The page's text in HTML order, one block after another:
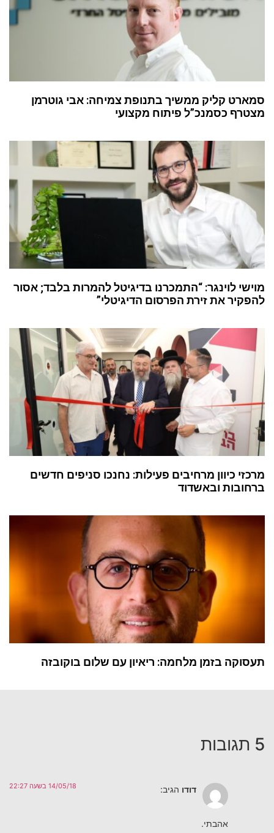
סמארט קליק ממשיך בתנופת צמיחה: אבי גוטרמן
מצטרף כסמנכ”ל פיתוח מקצועי
מוישי לוינגר: “התמכרנו בדיגיטל להמרות בלבד; אסור
להפקיר את זירת הפרסום הדיגיטלי”
מרכזי כיוון מרחיבים פעילות: נחנכו סניפים חדשים
ברחובות ובאשדוד
תעסוקה בזמן מלחמה: ריאיון עם שלום בוקובזה
5 תגובות
דודו הגיב: 14/05/18 בשעה 22:27
אהבתי.